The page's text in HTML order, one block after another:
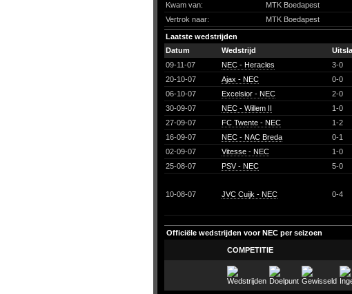
Kwam van:
MTK Boedapest
Vertrok naar:
MTK Boedapest
Laatste wedstrijden
Datum
Wedstrijd
09-11-07
NEC - Heracles 3-0
20-10-07
Ajax - NEC 0-0
06-10-07
Excelsior - NEC 2-0
30-09-07
NEC - Willem II 1-0
27-09-07
FC Twente - NEC 1-2
16-09-07
NEC - NAC Breda 0-1
02-09-07
Vitesse - NEC 1-0
25-08-07
PSV - NEC 5-0
10-08-07 JVC Cuijk - NEC 0-4
Officiële wedstrijden voor NEC per seizoen
COMPETITIE